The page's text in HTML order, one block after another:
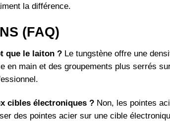
la différence.
(FAQ)
que le laiton ? Le tungstène offre une
en main et des groupements plus serrés
cibles électroniques ? Non, les pointes
des pointes acier sur une cible